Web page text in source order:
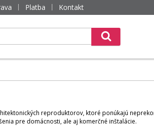
Platba Kontakt
reproduktorov, ktoré ponúkajú
pre domácnosti, ale aj komerčné inštalácie.